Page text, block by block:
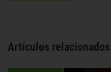
Artículos relacionados